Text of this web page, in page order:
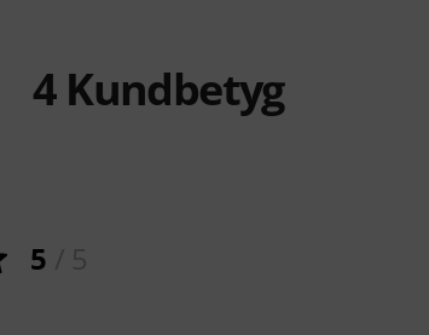
4Kundbetyg
5